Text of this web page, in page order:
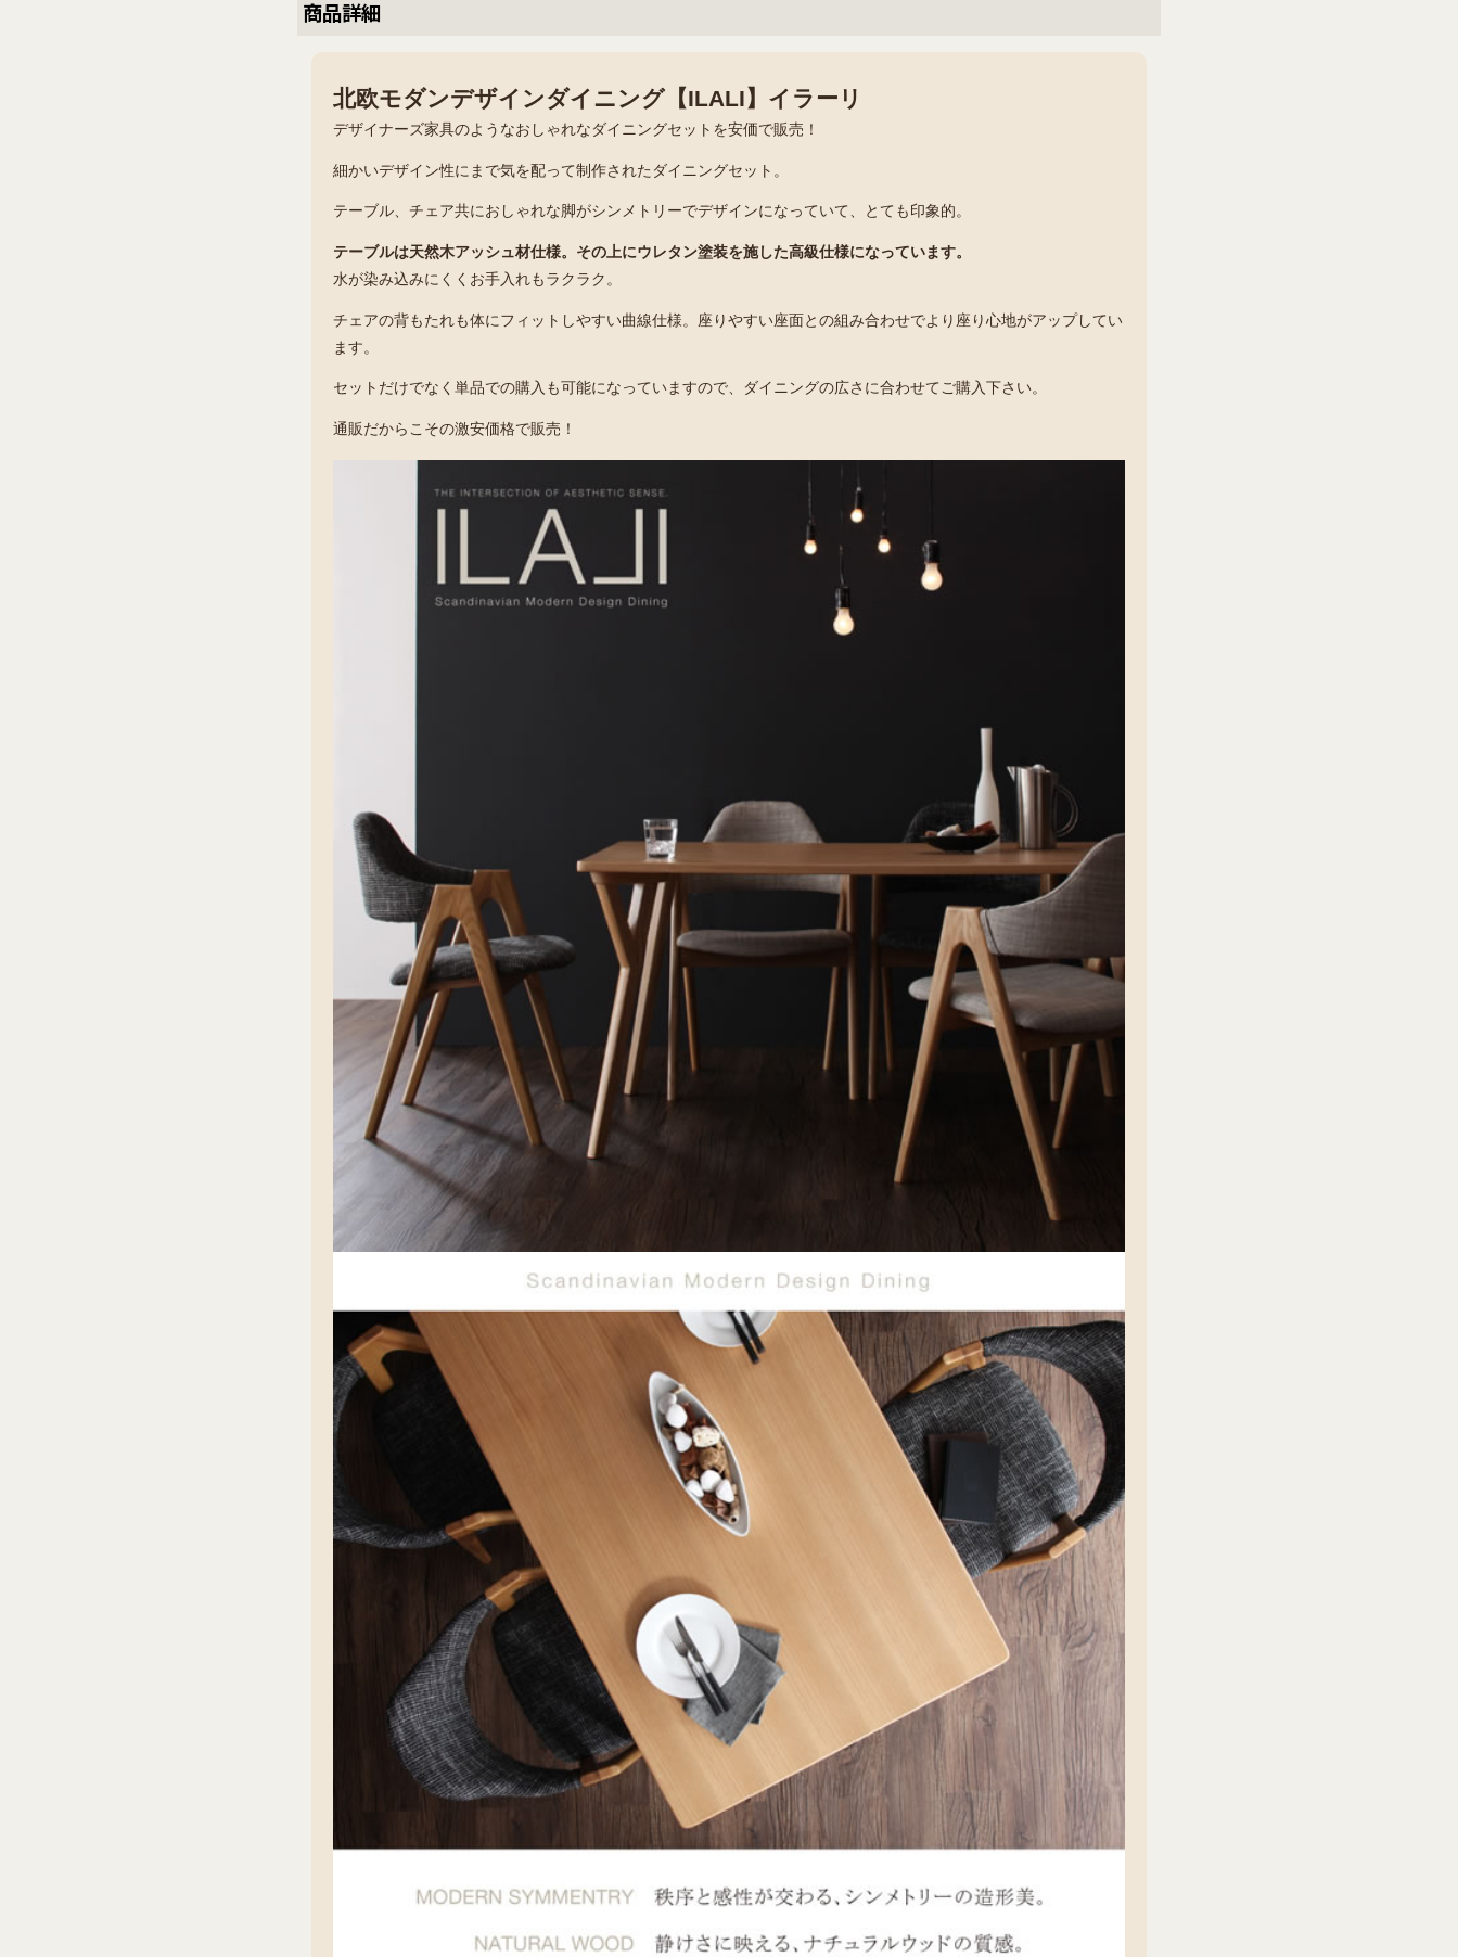
商品詳細
北欧モダンデザインダイニング【ILALI】イラーリ
デザイナーズ家具のようなおしゃれなダイニングセットを安価で販売！
細かいデザイン性にまで気を配って制作されたダイニングセット。
テーブル、チェア共におしゃれな脚がシンメトリーでデザインになっていて、とても印象的。
テーブルは天然木アッシュ材仕様。その上にウレタン塗装を施した高級仕様になっています。
水が染み込みにくくお手入れもラクラク。
チェアの背もたれも体にフィットしやすい曲線仕様。座りやすい座面との組み合わせでより座り心地がアップしてい
ます。
セットだけでなく単品での購入も可能になっていますので、ダイニングの広さに合わせてご購入下さい。
通販だからこその激安価格で販売！